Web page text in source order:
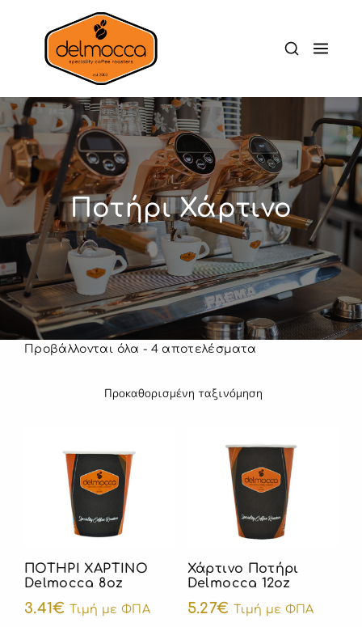
Ποτήρι Χάρτινο
Προβάλλονται όλα - 4 αποτελέσματα
ΠΟΤΗΡΙ ΧΑΡΤΙΝΟ
Delmocca 8oz
3.41€ Τιμή με ΦΠΑ
Χάρτινο Ποτήρι
Delmocca 12oz
5.27€ Τιμή με ΦΠΑ